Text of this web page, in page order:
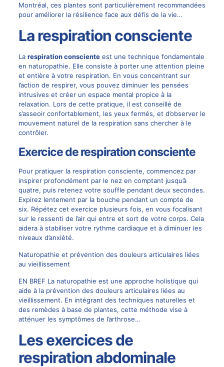
Montréal, ces plantes sont particulièrement recommandées
pour améliorer la résilience face aux défis de la vie…
La respiration consciente
La respiration conscienteest une technique fondamentale
en naturopathie. Elle consiste à porter une attention pleine
et entière à votre respiration. En vous concentrant sur
l’action de respirer, vous pouvez diminuer les pensées
intrusives et créer un espace mental propice à la
relaxation. Lors de cette pratique, il est conseillé de
s’asseoir confortablement, les yeux fermés, et d’observer le
mouvement naturel de la respiration sans chercher à le
contrôler.
Exercice de respiration consciente
Pour pratiquer la respiration consciente, commencez par
inspirer profondément par le nez en comptant jusqu’à
quatre, puis retenez votre souffle pendant deux secondes.
Expirez lentement par la bouche pendant un compte de
six. Répétez cet exercice plusieurs fois, en vous focalisant
sur le ressenti de l’air qui entre et sort de votre corps. Cela
aidera à stabiliser votre rythme cardiaque et à diminuer les
niveaux d’anxiété.
Naturopathie et prévention des douleurs articulaires liées
au vieillissement
EN BREF La naturopathie est une approche holistique qui
aide à la prévention des douleurs articulaires liées au
vieillissement. En intégrant des techniques naturelles et
des remèdes à base de plantes, cette méthode vise à
atténuer les symptômes de l’arthrose…
Les exercices de
respiration abdominale